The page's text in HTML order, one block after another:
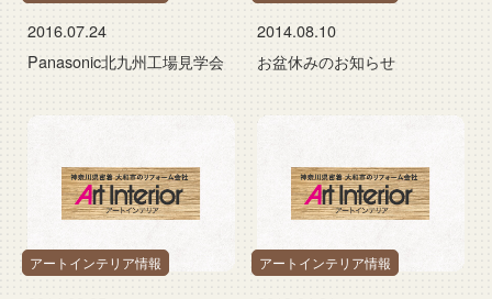
2016.07.24
Panasonic北九州工場見学会
2014.08.10
お盆休みのお知らせ
アートインテリア情報 アートインテリア情報